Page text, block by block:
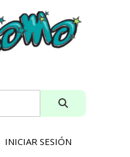
INICIAR SESIÓN